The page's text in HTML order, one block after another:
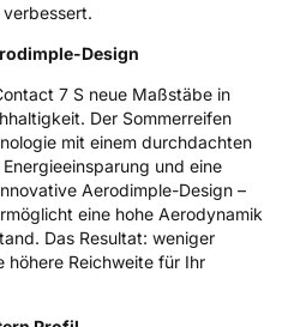
Design
7 S neue Maßstäbe in
Der Sommerreifen
mit einem durchdachten
und eine
Aerodimple-Design –
eine hohe Aerodynamik
Das Resultat: weniger
höhere Reichweite für Ihr